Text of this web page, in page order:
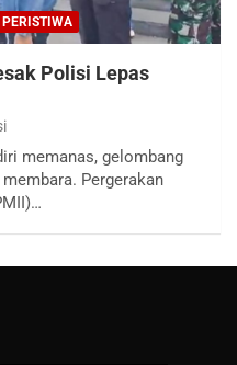
PERISTIWA
Polisi Lepas
memanas, gelombang
Pergerakan